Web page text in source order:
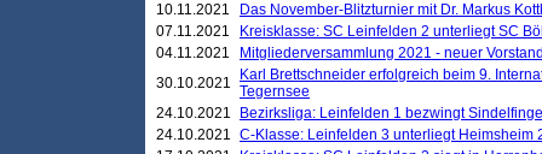
10.11.2021
Das November-Blitzturnier mit Dr. Markus
07.11.2021
Kreisklasse: SC Leinfelden 2 unterliegt SC
04.11.2021
Mitgliederversammlung 2021 - neuer
30.10.2021
Karl Brettschneider erfolgreich beim 9.
Tegernsee
24.10.2021
Bezirksliga: Leinfelden 1 bezwingt
24.10.2021 C-Klasse: Leinfelden 3 unterliegt Heimsheim